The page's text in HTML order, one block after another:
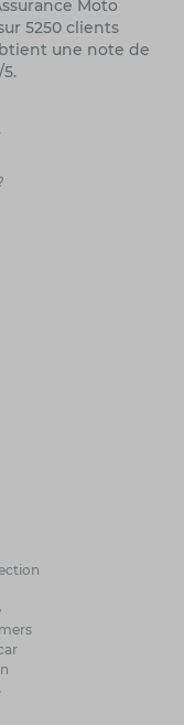
Moto
5250 clients
une note de